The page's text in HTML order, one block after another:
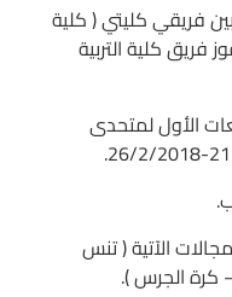
فريقي كليتي ( كلية
فريق كلية التربية
الأول لمتحدى
الآتية ( تنس
كرة الجرس ).